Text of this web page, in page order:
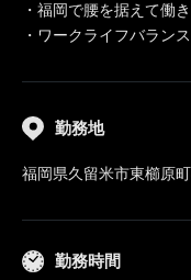
・福岡で腰を据えて働
・ワークライフバラン
勤務地
福岡県久留米市東櫛原
勤務時間